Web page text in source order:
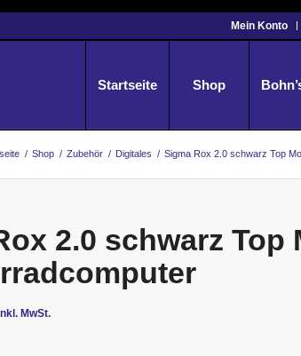
Mein Konto
Startseite Shop
/ Shop / Zubehör / Digitales / Sigma Rox 2.0 schwarz Top
2.0 schwarz Top
MwSt.